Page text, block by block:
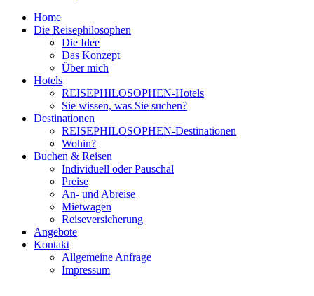
Home
Die Reisephilosophen
Die Idee
Das Konzept
Über mich
Hotels
REISEPHILOSOPHEN-Hotels
Sie wissen, was Sie suchen?
Destinationen
REISEPHILOSOPHEN-Destinationen
Wohin?
Buchen & Reisen
Individuell oder Pauschal
Preise
An- und Abreise
Mietwagen
Reiseversicherung
Angebote
Kontakt
Allgemeine Anfrage
Impressum